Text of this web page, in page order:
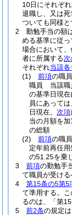
10日にそれぞれ
退職し、又は死
ついても同様と
2
勤勉手当の額
める基準に従っ
場合において
者に所属する
それぞれ当該各
(1)
前項の職
職員 当該職
の基準日現在
員にあって
日現在。 次項
当の月額を
の総額
(2)
前項の職
定年前再任
の51.25を乗
3
前項の勤勉手
て職員が受ける
4
第15条の5第5
て準用する。
るのは、「第
5
前2条の規定は